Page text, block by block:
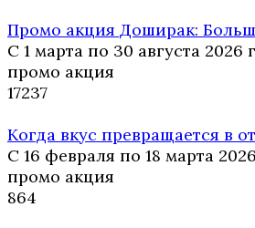
Промо акция Доширак:
С 1 марта по 30 августа 2026
промо акция
17237
Когда вкус превращается в
С 16 февраля по 18 марта
промо акция
864